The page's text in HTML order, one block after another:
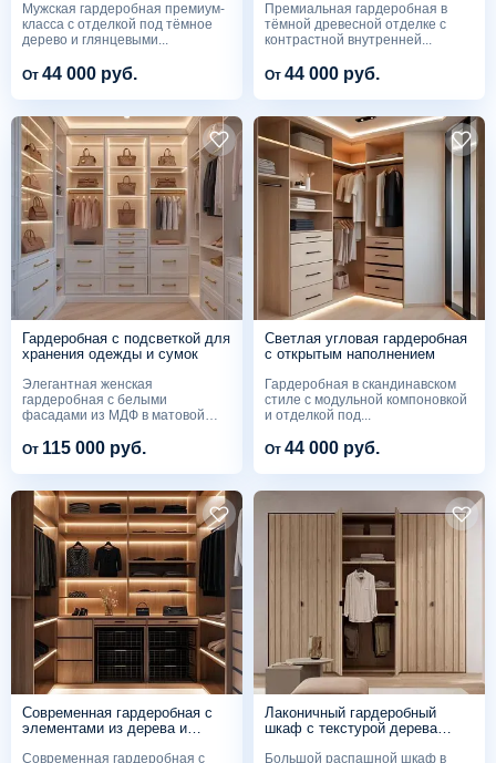
Мужская гардеробная премиум-
класса с отделкой под тёмное
дерево и глянцевыми...
От 44 000 руб.
Премиальная гардеробная в
тёмной древесной отделке с
контрастной внутренней...
От 44 000 руб.
Гардеробная с подсветкой для
хранения одежды и сумок
Элегантная женская
гардеробная с белыми
фасадами из МДФ в матовой
От 115 000 руб.
Светлая угловая гардеробная
с открытым наполнением
Гардеробная в скандинавском
стиле с модульной компоновкой
и отделкой под...
От 44 000 руб.
Современная гардеробная с
элементами из дерева и
Современная гардеробная с
Лаконичный гардеробный
шкаф с текстурой дерева
Большой распашной шкаф в